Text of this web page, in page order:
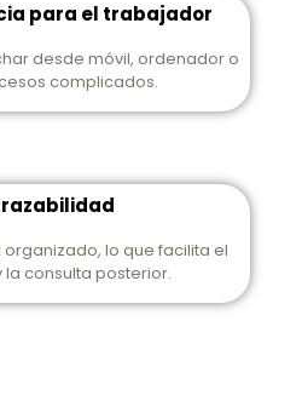
para el trabajador
desde móvil, ordenador o
complicados.
lo que facilita el
la consulta posterior.